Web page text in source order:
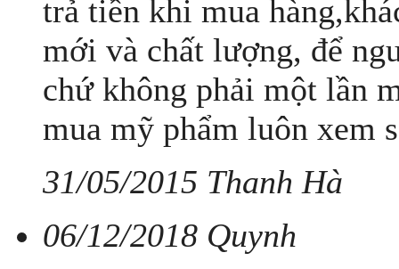
trả tiền khi mua
mới và chất lượng, để
chứ không phải một lần
mua mỹ phẩm luôn xem
31/05/2015 Thanh Hà
06/12/2018 Quynh